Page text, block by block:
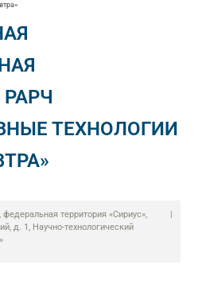
ТЕХНОЛОГИИ
территория «Сириус»,
д. 1, Научно-технологический
|